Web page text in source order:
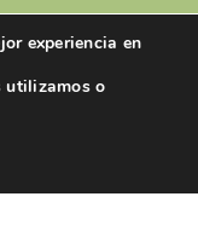
experiencia en
utilizamos o